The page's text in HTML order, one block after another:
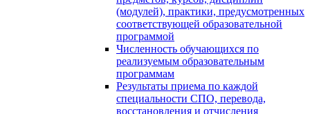
(модулей), практики, предусмотренных
соответствующей образовательной
программой
Численность обучающихся по
реализуемым образовательным
программам
Результаты приема по каждой
специальности СПО, перевода,
восстановления и отчисления